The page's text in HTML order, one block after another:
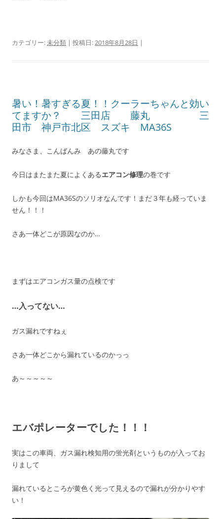
カテゴリー: 未分類 | 投稿日: 2018年8月28日 |
暑い！暑すぎる夏！！クーラーちゃんと効い
てますか？ 三田店 藤丸 三
田市 神戸市北区 スズキ MA36S
みなさま、こんばんみ あの藤丸です
今日はまたまた夏によくあるエアコン修理の巻です
しかも今回はMA36Sのソリオなんです！まだ３年も経っていま
せん！！！
さあ一体どこが原因なのか…
まずはエアコンガス量の点検です
…入ってない…
ガス漏れですねぇ
さあ一体どこから漏れているのかっっ
あ～～～～～
エバポレーターでした！！！
実はこの車両、ガス漏れ検知用の蛍光剤というものが入ってお
りまして
漏れているところが黄色く光って見えるので漏れが分かりやす
い！